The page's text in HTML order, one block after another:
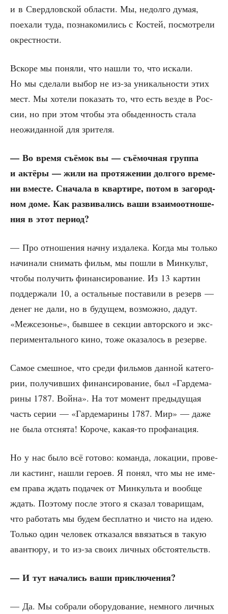
и в Сверд­лов­ской обла­сти. Мы, недол­го думая,
поеха­ли туда, позна­ко­ми­лись с Костей, посмот­ре­ли
окрестности.
Вско­ре мы поня­ли, что нашли то, что иска­ли.
Но мы сде­ла­ли выбор не из-за уни­каль­но­сти этих
мест. Мы хоте­ли пока­зать то, что есть вез­де в Рос­
сии, но при этом что­бы эта обы­ден­ность ста­ла
неожи­дан­ной для зрителя.
— Во вре­мя съё­мок вы — съё­моч­ная груп­па
и актё­ры — жили на про­тя­же­нии дол­го­го вре­ме­
ни вме­сте. Сна­ча­ла в квар­ти­ре, потом в заго­род­
ном доме. Как раз­ви­ва­лись ваши вза­и­мо­от­но­ше­
ния в этот период?
— Про отно­ше­ния нач­ну изда­ле­ка. Когда мы толь­ко
начи­на­ли сни­мать фильм, мы пошли в Мин­культ,
что­бы полу­чить финан­си­ро­ва­ние. Из 13 кар­тин
под­дер­жа­ли 10, а осталь­ные поста­ви­ли в резерв —
денег не дали, но в буду­щем, воз­мож­но, дадут.
«Меж­се­зо­нье», быв­шее в сек­ции автор­ско­го и экс­
пе­ри­мен­таль­но­го кино, тоже ока­за­лось в резерве.
Самое смеш­ное, что сре­ди филь­мов дан­ной кате­го­
рии, полу­чив­ших финан­си­ро­ва­ние, был «Гар­де­ма­
ри­ны 1787. Вой­на». На тот момент преды­ду­щая
часть серии — «Гар­де­ма­ри­ны 1787. Мир» — даже
не была отсня­та! Коро­че, какая-то профанация.
Но у нас было всё гото­во: коман­да, лока­ции, про­ве­
ли кастинг, нашли геро­ев. Я понял, что мы не име­
ем пра­ва ждать пода­чек от Мин­куль­та и вооб­ще
ждать. Поэто­му после это­го я ска­зал това­ри­щам,
что рабо­тать мы будем бес­плат­но и чисто на идею.
Толь­ко один чело­век отка­зал­ся ввя­зать­ся в такую
аван­тю­ру, и то из-за сво­их лич­ных обстоятельств.
— И тут нача­лись ваши приключения?
— Да. Мы собра­ли обо­ру­до­ва­ние, немно­го лич­ных